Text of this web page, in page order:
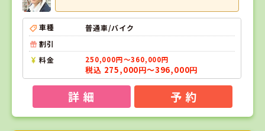
車種
普通車/バイク
割引
料金
250,000円～360,000円
税込 275,000円～396,000円
詳 細 予 約